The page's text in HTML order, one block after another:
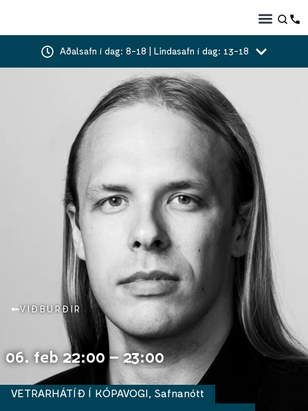
Aðalsafn í dag: 8-18 | Lindasafn í dag: 13-18
VIÐBURÐIR
06. feb 22:00 – 23:00
VETRARHÁTÍÐ Í KÓPAVOGI Safnanótt